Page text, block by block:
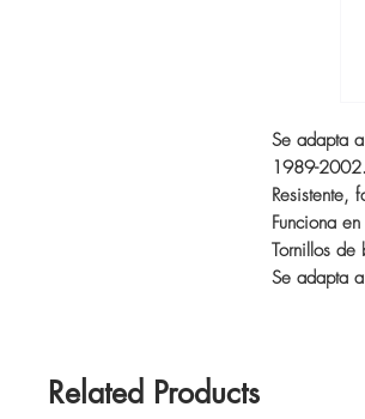
Se adapta
1989-2002.
Resistente,
Funciona
Tornillos de
Se adapta
Related Products